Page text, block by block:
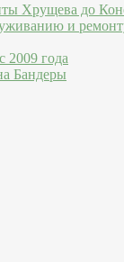
Хрущева до
и
2009 года
Бандеры